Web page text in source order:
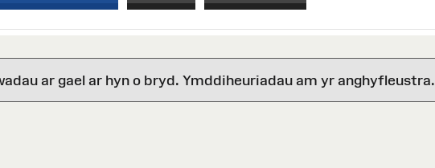
ar gael ar hyn o bryd. Ymddiheuriadau am yr anghyfleustra.